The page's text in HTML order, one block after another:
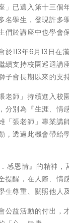
」已邁入第十三
名學生，發現許
於講座中也學會
於113年6月13日
續支持校園巡迴
會長期以來的支
老師」持續進入
分別為『生涯、
「張老師」專業講
，透過此機會帶
感恩情』的精神
提醒，在人際、
尊重、關照他人
公益活動的付出